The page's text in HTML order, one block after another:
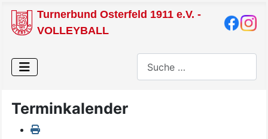
Turnerbund Osterfeld 1911 e.V. -
VOLLEYBALL
Terminkalender